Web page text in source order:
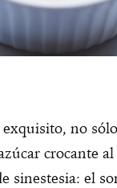
no
crocante
sinestesia: el